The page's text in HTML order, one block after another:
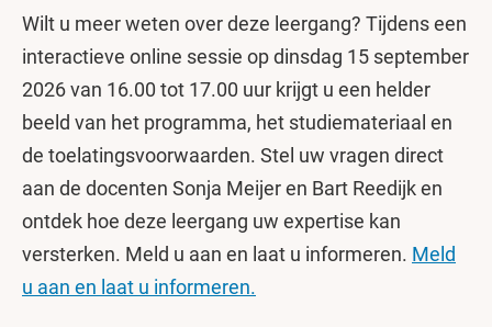
Wilt u meer weten over deze leergang? Tijdens een
interactieve online sessie op dinsdag 15 september
2026 van 16.00 tot 17.00 uur krijgt u een helder
beeld van het programma, het studiemateriaal en
de toelatingsvoorwaarden. Stel uw vragen direct
aan de docenten Sonja Meijer en Bart Reedijk en
ontdek hoe deze leergang uw expertise kan
versterken. Meld u aan en laat u informeren. Meld
u aan en laat u informeren.